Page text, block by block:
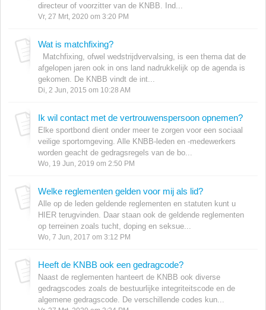
directeur of voorzitter van de KNBB. Ind...
Vr, 27 Mrt, 2020 om 3:20 PM
Wat is matchfixing?
Matchfixing, ofwel wedstrijdvervalsing, is een thema dat de
afgelopen jaren ook in ons land nadrukkelijk op de agenda is
gekomen. De KNBB vindt de int...
Di, 2 Jun, 2015 om 10:28 AM
Ik wil contact met de vertrouwenspersoon opnemen?
Elke sportbond dient onder meer te zorgen voor een sociaal
veilige sportomgeving. Alle KNBB-leden en -medewerkers
worden geacht de gedragsregels van de bo...
Wo, 19 Jun, 2019 om 2:50 PM
Welke reglementen gelden voor mij als lid?
Alle op de leden geldende reglementen en statuten kunt u
HIER terugvinden. Daar staan ook de geldende reglementen
op terreinen zoals tucht, doping en seksue...
Wo, 7 Jun, 2017 om 3:12 PM
Heeft de KNBB ook een gedragcode?
Naast de reglementen hanteert de KNBB ook diverse
gedragscodes zoals de bestuurlijke integriteitscode en de
algemene gedragscode. De verschillende codes kun...